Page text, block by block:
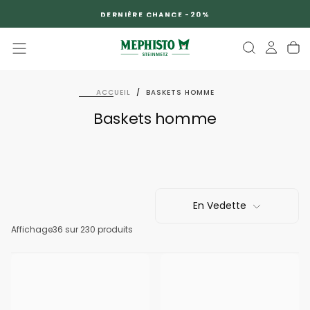
DERNIÈRE CHANCE -20%
ACCUEIL / BASKETS HOMME
Baskets homme
En Vedette
Affichage36 sur 230 produits